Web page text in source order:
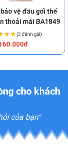
vệ đầu gối thể
thoải mái BA1849
(3 đánh giá)
cho khách
của bạn"